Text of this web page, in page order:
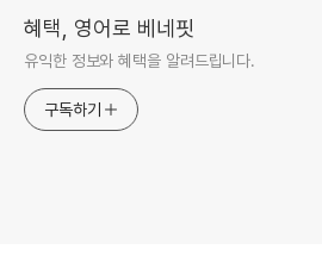
혜택, 영어로 베네핏
유익한 정보와 혜택을 알려드립니다.
구독하기